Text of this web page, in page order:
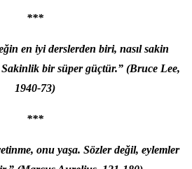
***
en iyi derslerden biri, nasıl sakin
Sakinlik bir süper güçtür.” (Bruce Lee,
1940-73)
***
onu yaşa. Sözler değil, eylemler